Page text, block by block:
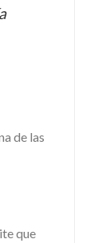
de las
que